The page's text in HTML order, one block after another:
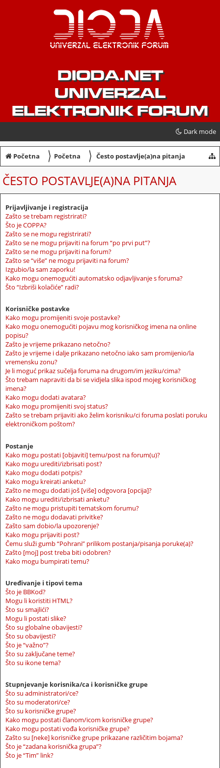
DIODA.NET
UNIVERZAL
ELEKTRONIK FORUM
Dark mode
Početna 〉 Početna 〉 Često postavlje(a)na pitanja
ČESTO POSTAVLJE(A)NA PITANJA
Prijavljivanje i registracija
Zašto se trebam registrirati?
Što je COPPA?
Zašto se ne mogu registrirati?
Zašto se ne mogu prijaviti na forum “po prvi put”?
Zašto se ne mogu prijaviti na forum?
Zašto se “više” ne mogu prijaviti na forum?
Izgubio/la sam zaporku!
Kako mogu onemogućiti automatsko odjavljivanje s foruma?
Što “Izbriši kolačiće” radi?
Korisničke postavke
Kako mogu promijeniti svoje postavke?
Kako mogu onemogućiti pojavu mog korisničkog imena na online
popisu?
Zašto je vrijeme prikazano netočno?
Zašto je vrijeme i dalje prikazano netočno iako sam promijenio/la
vremensku zonu?
Je li moguć prikaz sučelja foruma na drugom/im jeziku/cima?
Što trebam napraviti da bi se vidjela slika ispod mojeg korisničkog
imena?
Kako mogu dodati avatara?
Kako mogu promijeniti svoj status?
Zašto se trebam prijaviti ako želim korisniku/ci foruma poslati poruku
elektroničkom poštom?
Postanje
Kako mogu postati [objaviti] temu/post na forum(u)?
Kako mogu urediti/izbrisati post?
Kako mogu dodati potpis?
Kako mogu kreirati anketu?
Zašto ne mogu dodati još [više] odgovora [opcija]?
Kako mogu urediti/izbrisati anketu?
Zašto ne mogu pristupiti tematskom forumu?
Zašto ne mogu dodavati privitke?
Zašto sam dobio/la upozorenje?
Kako mogu prijaviti post?
Čemu služi gumb “Pohrani” prilikom postanja/pisanja poruke(a)?
Zašto [moj] post treba biti odobren?
Kako mogu bumpirati temu?
Uređivanje i tipovi tema
Što je BBKod?
Mogu li koristiti HTML?
Što su smajlići?
Mogu li postati slike?
Što su globalne obavijesti?
Što su obavijesti?
Što je “važno”?
Što su zaključane teme?
Što su ikone tema?
Stupnjevanje korisnika/ca i korisničke grupe
Što su administratori/ce?
Što su moderatori/ce?
Što su korisničke grupe?
Kako mogu postati članom/icom korisničke grupe?
Kako mogu postati vođa korisničke grupe?
Zašto su [neke] korisničke grupe prikazane različitim bojama?
Što je “zadana korisnička grupa”?
Što je “Tim” link?